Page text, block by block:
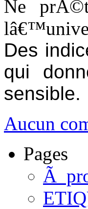
Ne
Des
qui
sensible.
Aucun
Pages
Ã